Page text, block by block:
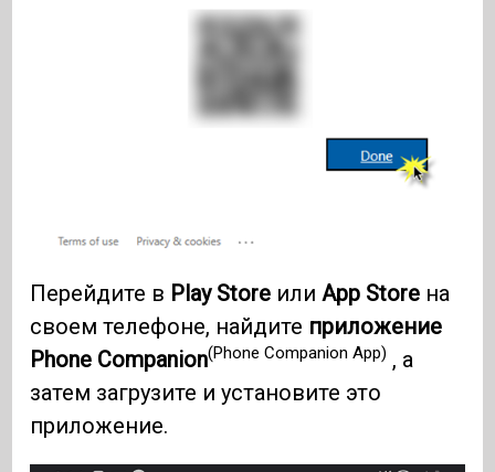
Перейдите в Play Store илиApp Store на
своем телефоне, найдите приложение
Phone Companion(Phone Companion App) , а
затем загрузите и установите это
приложение.